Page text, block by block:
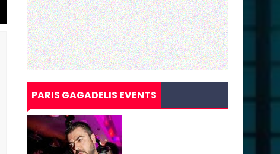
PARIS GAGADELIS EVENTS